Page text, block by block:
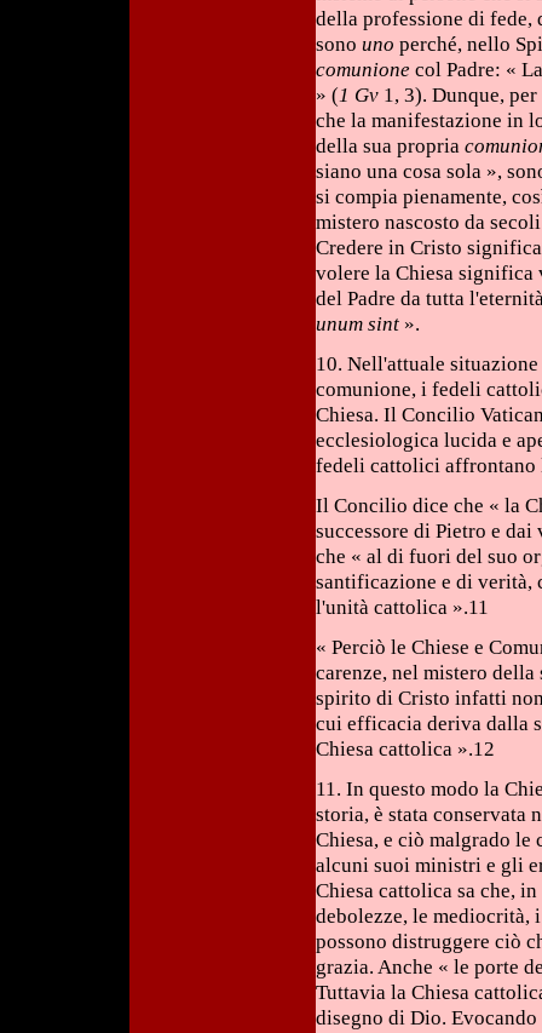
della professione di fede,
sonouno perché, nello
comunione col Padre: «
» (1 Gv 1, 3). Dunque,
che la manifestazione in
della sua propria
siano una cosa sola »,
si compia pienamente,
mistero nascosto da
Credere in Cristo
volere la Chiesa significa
del Padre da tutta
unum sint ».
10. Nell'attuale
comunione, i fedeli
Chiesa. Il Concilio
ecclesiologica lucida e
fedeli cattolici affrontano
Il Concilio dice che « la
successore di Pietro e
che « al di fuori del suo
santificazione e di verità,
l'unità cattolica ».11
« Perciò le Chiese e
carenze, nel mistero
spirito di Cristo infatti
cui efficacia deriva dalla
Chiesa cattolica ».12
11. In questo modo la
storia, è stata
Chiesa, e ciò malgrado le
alcuni suoi ministri e gli
Chiesa cattolica sa che,
debolezze, le
possono distruggere ciò
grazia. Anche « le porte
Tuttavia la Chiesa
disegno di Dio.